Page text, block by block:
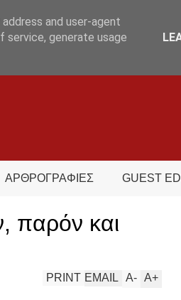
ΑΡΘΡΟΓΡΑΦΙΕΣ GUEST
παρόν και
A+
A-
EMAIL
PRINT
and user-agent
service, generate usage